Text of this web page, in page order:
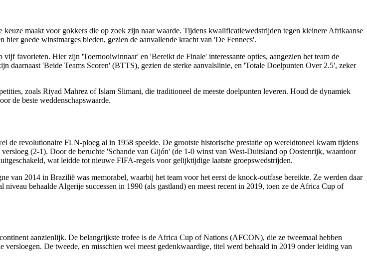
maakt voor gokkers die op zoek zijn naar waarde. Tijdens kwalificatiewedstrijden tegen kleinere Afrikaanse
goede winstmarges bieden, gezien de aanvallende kracht van 'De Fennecs'.
favorieten. Hier zijn 'Toernooiwinnaar' en 'Bereikt de Finale' interessante opties, aangezien het team de
daarnaast 'Beide Teams Scoren' (BTTS), gezien de sterke aanvalslinie, en 'Totale Doelpunten Over 2.5', zeker
zoals Riyad Mahrez of Islam Slimani, die traditioneel de meeste doelpunten leveren. Houd de dynamiek
de beste weddenschapswaarde.
revolutionaire FLN-ploeg al in 1958 speelde. De grootste historische prestatie op wereldtoneel kwam tijdens
(2-1). Door de beruchte 'Schande van Gijón' (de 1-0 winst van West-Duitsland op Oostenrijk, waardoor
wat leidde tot nieuwe FIFA-regels voor gelijktijdige laatste groepswedstrijden.
van 2014 in Brazilië was memorabel, waarbij het team voor het eerst de knock-outfase bereikte. Ze werden daar
behaalde Algerije successen in 1990 (als gastland) en meest recent in 2019, toen ze de Africa Cup of
aanzienlijk. De belangrijkste trofee is de Africa Cup of Nations (AFCON), die ze tweemaal hebben
De tweede, en misschien wel meest gedenkwaardige, titel werd behaald in 2019 onder leiding van